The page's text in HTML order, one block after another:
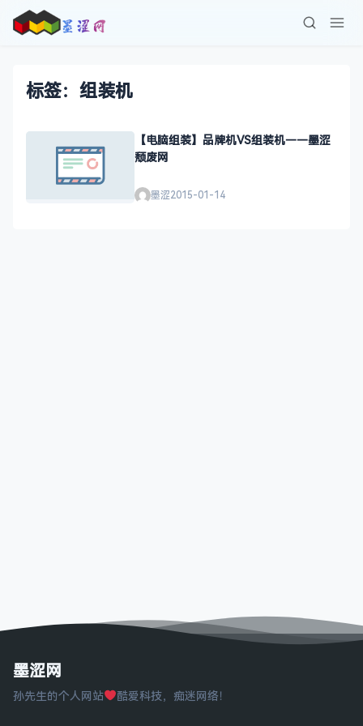
标签：组装机
【电脑组装】品牌机VS组装机——墨涩
颓废网
墨涩2015-01-14
墨涩网
孙先生的个人网站 酷爱科技，痴迷网络！